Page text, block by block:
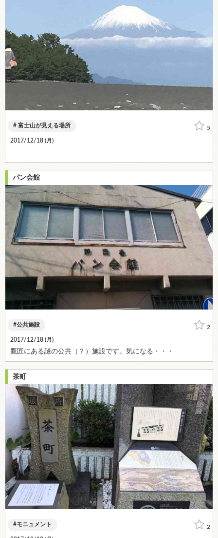
5
富士山が見える場所
2017/12/18 (月 )
パン会館
2
公共施設
2017/12/18 (月 )
鷹匠にある謎の公共（？）施設です。気になる・・・
茶町
2
モニュメント